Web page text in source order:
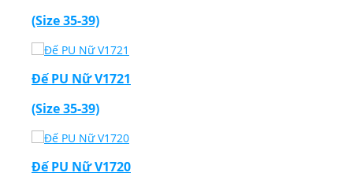
(Size 35-39)
Đế PU Nữ V1721
(Size 35-39)
Đế PU Nữ V1720